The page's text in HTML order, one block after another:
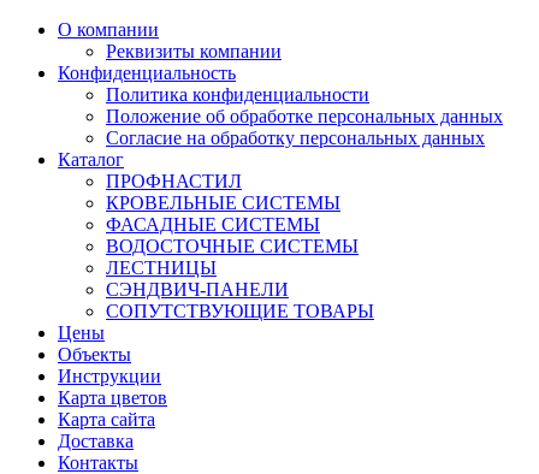
О компании
Реквизиты компании
Конфиденциальность
Политика конфиденциальности
Положение об обработке персональных данных
Согласие на обработку персональных данных
Каталог
ПРОФНАСТИЛ
КРОВЕЛЬНЫЕ СИСТЕМЫ
ФАСАДНЫЕ СИСТЕМЫ
ВОДОСТОЧНЫЕ СИСТЕМЫ
ЛЕСТНИЦЫ
СЭНДВИЧ-ПАНЕЛИ
СОПУТСТВУЮЩИЕ ТОВАРЫ
Цены
Объекты
Инструкции
Карта цветов
Карта сайта
Доставка
Контакты